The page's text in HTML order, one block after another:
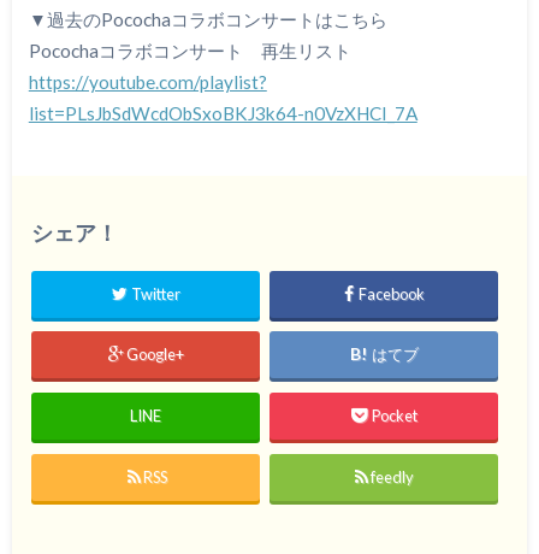
▼過去のPocochaコラボコンサートはこちら
Pocochaコラボコンサート 再生リスト
https://youtube.com/playlist?
list=PLsJbSdWcdObSxoBKJ3k64-n0VzXHCI_7A
シェア！
Twitter Facebook
Google+ はてブ
LINE Pocket
RSS feedly